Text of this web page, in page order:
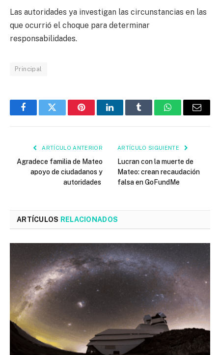
Las autoridades ya investigan las circunstancias en las
que ocurrió el choque para determinar
responsabilidades.
Principal
FacebookTwitter PinterestLinkedInTumblr WhatsAppEmail
ARTÍCULO ANTERIOR
Agradece familia de Mateo
apoyo de ciudadanos y
autoridades
ARTÍCULO SIGUIENTE
Lucran con la muerte de
Mateo: crean recaudación
falsa en GoFundMe
ARTÍCULOS RELACIONADOS